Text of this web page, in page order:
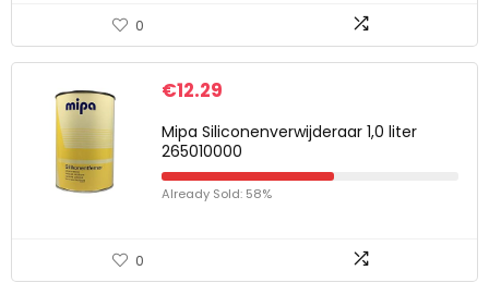
0
€12.29
Mipa Siliconenverwijderaar 1,0 liter
265010000
Already Sold: 58%
0